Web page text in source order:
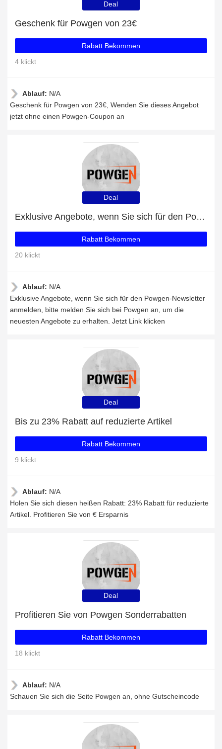
Deal
Geschenk für Powgen von 23€
Rabatt Bekommen
4 klickt
Ablauf: N/A
Geschenk für Powgen von 23€, Wenden Sie dieses Angebot
jetzt ohne einen Powgen-Coupon an
Deal
Exklusive Angebote, wenn Sie sich für den Powgen-Newsletter anmelden
Rabatt Bekommen
20 klickt
Ablauf: N/A
Exklusive Angebote, wenn Sie sich für den Powgen-Newsletter
anmelden, bitte melden Sie sich bei Powgen an, um die
neuesten Angebote zu erhalten. Jetzt Link klicken
Deal
Bis zu 23% Rabatt auf reduzierte Artikel
Rabatt Bekommen
9 klickt
Ablauf: N/A
Holen Sie sich diesen heißen Rabatt: 23% Rabatt für reduzierte
Artikel. Profitieren Sie von € Ersparnis
Deal
Profitieren Sie von Powgen Sonderrabatten
Rabatt Bekommen
18 klickt
Ablauf: N/A
Schauen Sie sich die Seite Powgen an, ohne Gutscheincode